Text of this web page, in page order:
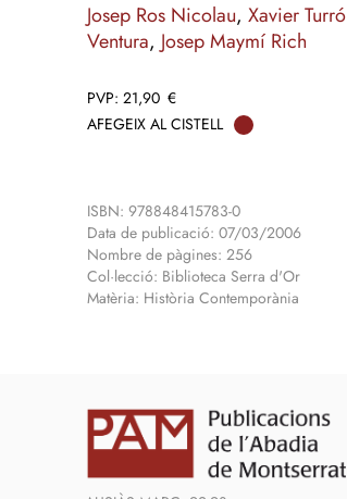
Josep Ros Nicolau, Xavier Turró
Ventura, Josep Maymí Rich
21,90 €
AFEGEIX AL CISTELL
ISBN: 978848415783-0
Data de publicació: 07/03/2006
Nombre de pàgines: 256
Col·lecció: Biblioteca Serra d'Or
Matèria: Història Contemporània